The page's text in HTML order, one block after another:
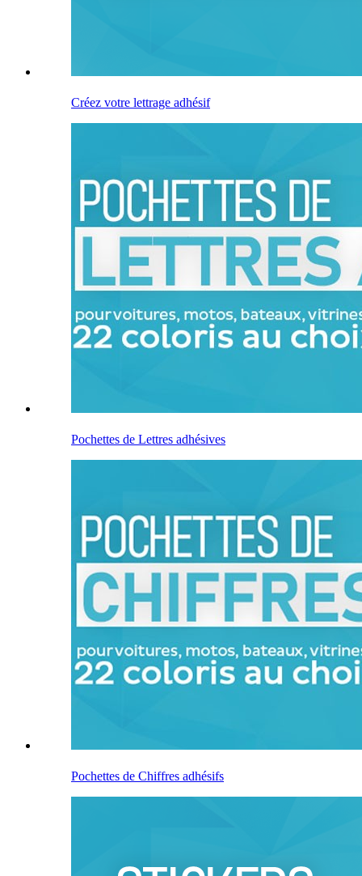
Créez votre lettrage adhésif
Pochettes de Lettres adhésives
Pochettes de Chiffres adhésifs